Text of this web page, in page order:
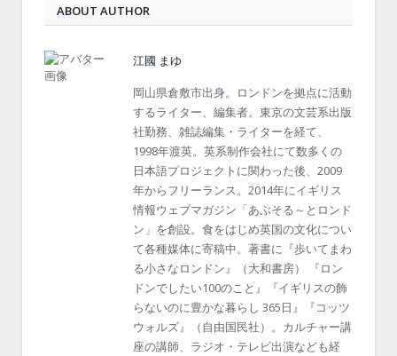
ABOUT AUTHOR
江國 まゆ
岡山県倉敷市出身。ロンドンを拠点に活動
するライター、編集者。東京の文芸系出版
社勤務、雑誌編集・ライターを経て、
1998年渡英。英系制作会社にて数多くの
日本語プロジェクトに関わった後、2009
年からフリーランス。2014年にイギリス
情報ウェブマガジン「あぶそる～とロンド
ン」を創設。食をはじめ英国の文化につい
て各種媒体に寄稿中。著書に『歩いてまわ
る小さなロンドン』（大和書房） 『ロン
ドンでしたい100のこと』『イギリスの飾
らないのに豊かな暮らし 365日』『コッツ
ウォルズ』（自由国民社）。カルチャー講
座の講師、ラジオ・テレビ出演なども経